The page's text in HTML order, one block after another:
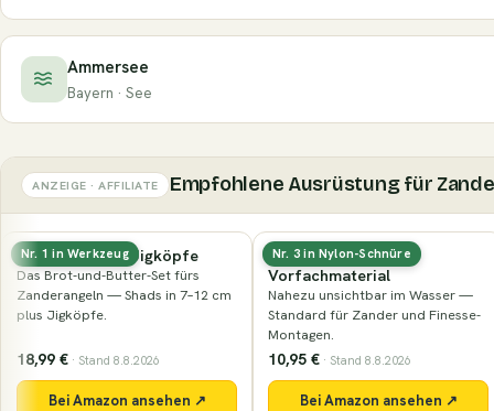
Ammersee
Bayern · See
ANZEIGE · AFFILIATE Empfohlene Ausrüstung für
Nr. 3 in Nylon-Schnüre
Fluorocarbon-
Vorfachmaterial
Nahezu unsichtbar im Wasser —
Standard für Zander und Finesse-
10,95 € · Stand 8.8.2026
Bei Amazon ansehen ↗
Nr. 74 in Naturköder
Nays PRDTR 2.0 (8,9 cm)
Der Klassiker der Marke in der
Barschgröße — kompakter Shad
mit lebhaftem Schwanzteller.
7,99 € · Stand 8.8.2026
Bei Amazon ansehen ↗